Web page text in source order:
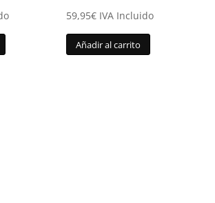
59,95€ IVA Incluido
Añadir al carrito